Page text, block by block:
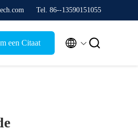
Tel. 86--13590151055
een Citaat  